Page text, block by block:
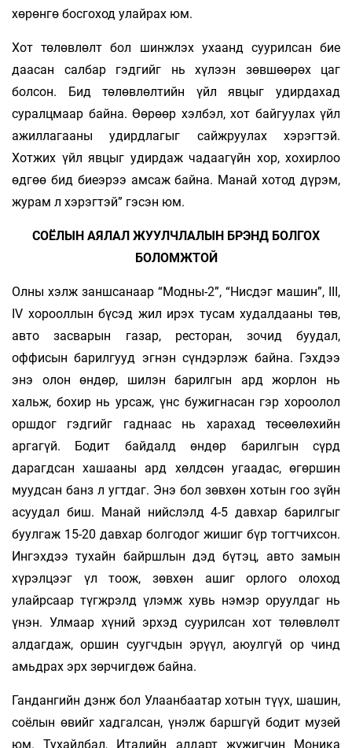
хөрөнгө босгоход улайрах юм.
Хот төлөвлөлт бол шинжлэх ухаанд суурил­сан бие
даасан салбар гэдгийг нь хүлээн зөвшөөрөх цаг
болсон. Бид төлөвлөлтийн үйл явцыг удирдахад
суралцмаар байна. Өөрөөр хэлбэл, хот байгуулах үйл
ажиллагааны удирдлагыг сайжруулах хэрэгтэй.
Хотжих үйл явцыг удирдаж чадаагүйн хор, хохирлоо
өдгөө бид биеэрээ амсаж байна. Манай хотод дүрэм,
журам л хэрэгтэй” гэсэн юм.
СОЁЛЫН АЯЛАЛ ЖУУЛЧЛАЛЫН БРЭНД БОЛГОХ
БОЛОМЖТОЙ
Олны хэлж заншсанаар “Модны-2”, “Нисдэг машин”, III,
IV хорооллын бүсэд жил ирэх тусам худалдааны төв,
авто засварын газар, ресторан, зочид буудал,
оффисын барилгууд эгнэн сүндэрлэж байна. Гэхдээ
энэ олон өндөр, шилэн барилгын ард жорлон нь
хальж, бохир нь урсаж, үнс бужигнасан гэр хороолол
оршдог гэдгийг гаднаас нь харахад төсөөлөхийн
аргагүй. Бодит байдалд өндөр барилгын сүрд
дарагдсан хашааны ард хөлдсөн угаадас, өгөршин
муудсан банз л угтдаг. Энэ бол зөвхөн хотын гоо зүйн
асуудал биш. Манай нийслэлд 4-5 давхар барилгыг
буулгаж 15-20 давхар болгодог жишиг бүр тогтчихсон.
Ингэхдээ тухайн байршлын дэд бүтэц, авто замын
хүрэлцээг үл тоож, зөвхөн ашиг орлого олоход
улайрсаар түгжрэлд үлэмж хувь нэмэр оруулдаг нь
үнэн. Улмаар хүний эрхэд суурилсан хот төлөвлөлт
алдагдаж, оршин суугчдын эрүүл, аюулгүй ор­ чинд
амьдрах эрх зөрчигдөж байна.
Гандангийн дэнж бол Улаанбаатар хотын түүх, шашин,
соёлын өвийг хадгалсан, үнэлж баршгүй бодит музей
юм. Тухайлбал, Италийн алдарт жүжигчин Моника